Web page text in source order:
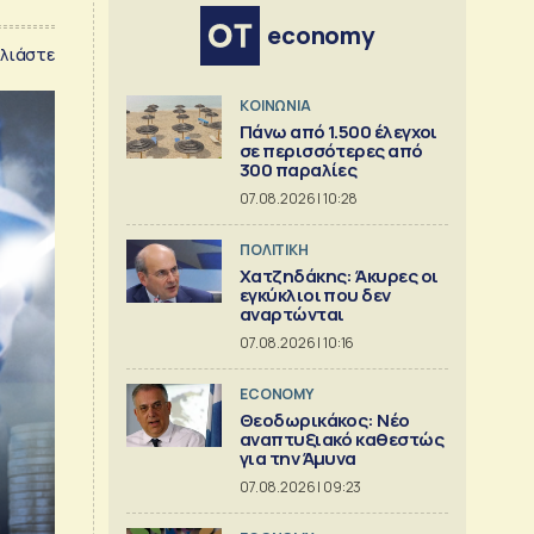
economy
ΚΟΙΝΩΝΙΑ
Πάνω από 1.500 έλεγχοι
σε περισσότερες από
300 παραλίες
07.08.2026 | 10:28
ΠΟΛΙΤΙΚΗ
Χατζηδάκης: Άκυρες οι
εγκύκλιοι που δεν
αναρτώνται
07.08.2026 | 10:16
ECONOMY
Θεοδωρικάκος: Νέο
αναπτυξιακό καθεστώς
για την Άμυνα
07.08.2026 | 09:23